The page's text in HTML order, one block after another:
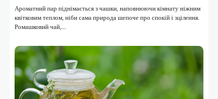
Ароматний пар піднімається з чашки, наповнюючи кімнату ніжним
квітковим теплом, ніби сама природа шепоче про спокій і зцілення.
Ромашковий чай,…